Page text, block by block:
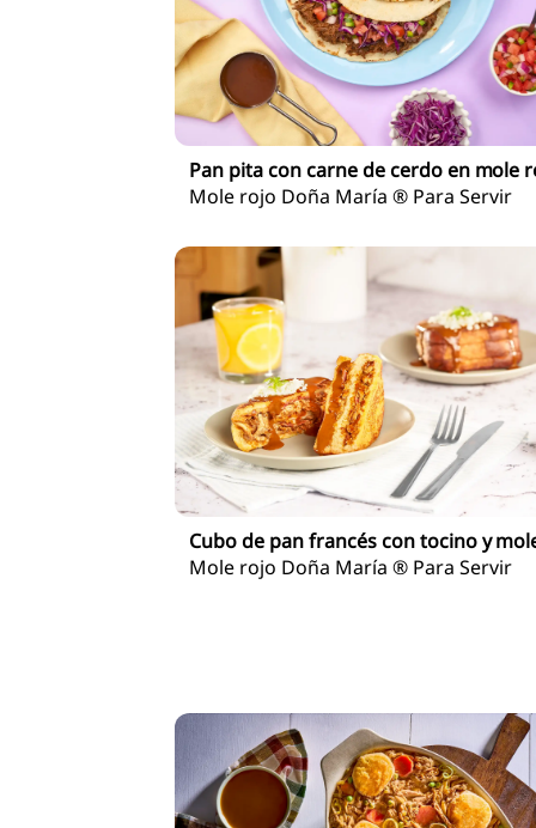
Pan pita con carne de cerdo en mole
Mole rojo Doña María ® Para Servir
Cubo de pan francés con tocino y
Mole rojo Doña María ® Para Servir